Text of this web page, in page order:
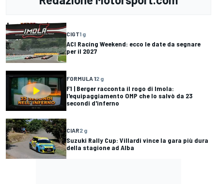
CIGT1 g
ACI Racing Weekend: ecco le date da segnare
per il 2027
FORMULA 12 g
F1 | Berger racconta il rogo di Imola:
l'equipaggiamento OMP che lo salvò da 23
secondi d'inferno
CIAR2 g
Suzuki Rally Cup: Villardi vince la gara più dura
della stagione ad Alba